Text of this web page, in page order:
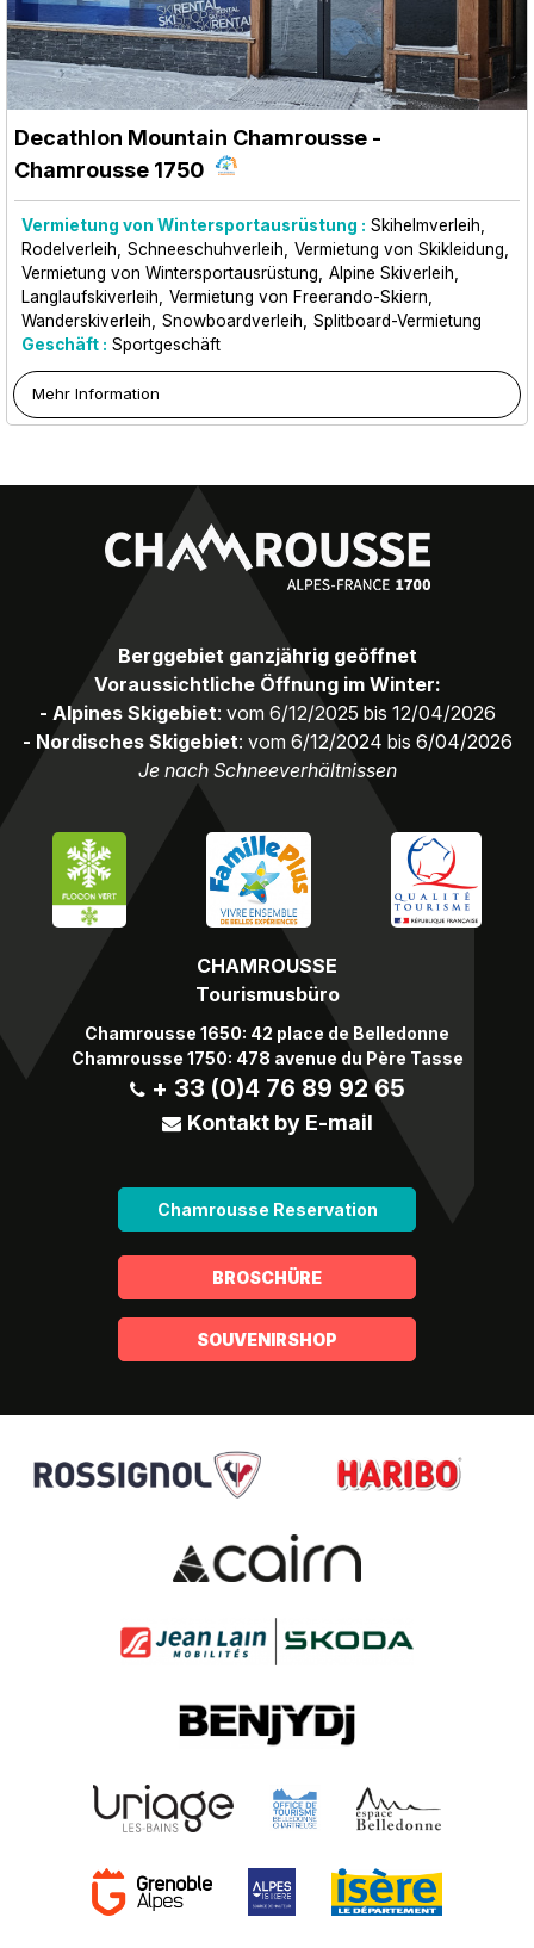
Decathlon Mountain Chamrousse -
Chamrousse 1750
Vermietung von Wintersportausrüstung : Skihelmverleih
Rodelverleih
Schneeschuhverleih
Vermietung von Skikleidung
Vermietung von Wintersportausrüstung
Alpine Skiverleih
Langlaufskiverleih
Vermietung von Freerando-Skiern
Wanderskiverleih
Snowboardverleih
Splitboard-Vermietung
Geschäft : Sportgeschäft
Mehr Information
CHAMROUSSE
Tourismusbüro
Chamrousse 1650: 42 place de Belledonne
Chamrousse 1750: 478 avenue du Père Tasse
+ 33 (0)4 76 89 92 65
Kontakt by E-mail
Chamrousse Reservation
Berggebiet ganzjährig geöffnet
Voraussichtliche Öffnung im Winter:
- Alpines Skigebiet: vom 6/12/2025 bis 12/04/2026
- Nordisches Skigebiet: vom 6/12/2024 bis 6/04/2026
Je nach Schneeverhältnissen
BROSCHÜRE
SOUVENIRSHOP